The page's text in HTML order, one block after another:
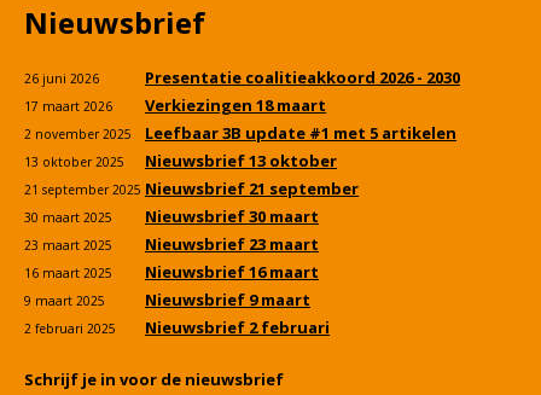
Nieuwsbrief
26 juni 2026 Presentatie coalitieakkoord 2026 - 2030
17 maart 2026 Verkiezingen 18 maart
2 november 2025 Leefbaar 3B update #1 met 5 artikelen
13 oktober 2025 Nieuwsbrief 13 oktober
21 september 2025 Nieuwsbrief 21 september
30 maart 2025 Nieuwsbrief 30 maart
23 maart 2025 Nieuwsbrief 23 maart
16 maart 2025 Nieuwsbrief 16 maart
9 maart 2025 Nieuwsbrief 9 maart
2 februari 2025 Nieuwsbrief 2 februari
Schrijf je in voor de nieuwsbrief